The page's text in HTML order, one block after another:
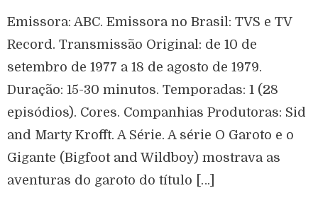
Emissora: ABC. Emissora no Brasil: TVS e TV
Record. Transmissão Original: de 10 de
setembro de 1977 a 18 de agosto de 1979.
Duração: 15-30 minutos. Temporadas: 1 (28
episódios). Cores. Companhias Produtoras: Sid
and Marty Krofft. A Série. A série O Garoto e o
Gigante (Bigfoot and Wildboy) mostrava as
aventuras do garoto do título […]